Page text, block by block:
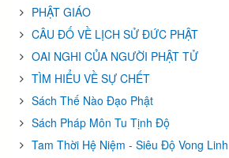
PHẬT GIÁO
CÂU ĐỐ VỀ LỊCH SỬ ĐỨC PHẬT
OAI NGHI CỦA NGƯỜI PHẬT TỬ
TÌM HIỂU VỀ SỰ CHẾT
Sách Thế Nào Đạo Phật
Sách Pháp Môn Tu Tịnh Độ
Tam Thời Hệ Niệm - Siêu Độ Vong Linh